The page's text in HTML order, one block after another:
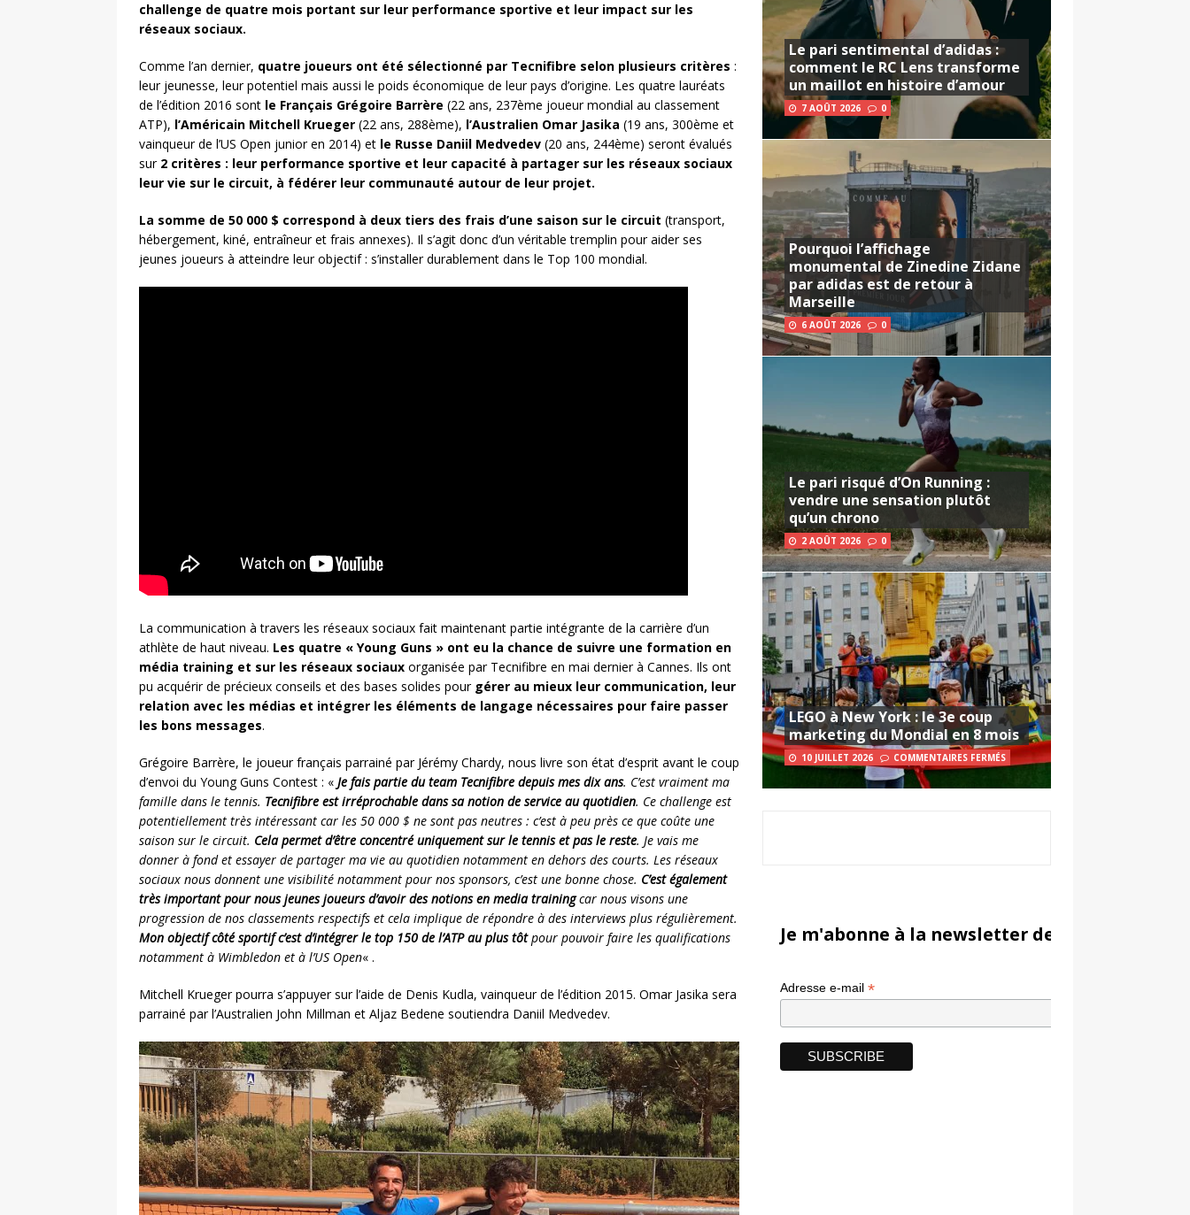
challenge de quatre mois portant sur leur performance sportive et leur impact sur les
réseaux sociaux.
Comme l’an dernier, quatre joueurs ont été sélectionné par Tecnifibre selon plusieurs critères :
leur jeunesse, leur potentiel mais aussi le poids économique de leur pays d’origine. Les quatre lauréats
de l’édition 2016 sont le Français Grégoire Barrère (22 ans, 237ème joueur mondial au classement
ATP), l’Américain Mitchell Krueger (22 ans, 288ème), l’Australien Omar Jasika (19 ans, 300ème et
vainqueur de l’US Open junior en 2014) et le Russe Daniil Medvedev (20 ans, 244ème) seront évalués
sur 2 critères : leur performance sportive et leur capacité à partager sur les réseaux sociaux
leur vie sur le circuit, à fédérer leur communauté autour de leur projet.
La somme de 50 000 $ correspond à deux tiers des frais d’une saison sur le circuit (transport,
hébergement, kiné, entraîneur et frais annexes). Il s’agit donc d’un véritable tremplin pour aider ses
jeunes joueurs à atteindre leur objectif : s’installer durablement dans le Top 100 mondial.
La communication à travers les réseaux sociaux fait maintenant partie intégrante de la carrière d’un
athlète de haut niveau. Les quatre « Young Guns » ont eu la chance de suivre une formation en
média training et sur les réseaux sociaux organisée par Tecnifibre en mai dernier à Cannes. Ils ont
pu acquérir de précieux conseils et des bases solides pourgérer au mieux leur communication, leur
relation avec les médias et intégrer les éléments de langage nécessaires pour faire passer
les bons messages.
Grégoire Barrère, le joueur français parrainé par Jérémy Chardy, nous livre son état d’esprit avant le coup
d’envoi du Young Guns Contest : « Je fais partie du team Tecnifibre depuis mes dix ans. C’est vraiment ma
famille dans le tennis. Tecnifibre est irréprochable dans sa notion de service au quotidien. Ce challenge est
potentiellement très intéressant car les 50 000 $ ne sont pas neutres : c’est à peu près ce que coûte une
saison sur le circuit. Cela permet d’être concentré uniquement sur le tennis et pas le reste. Je vais me
donner à fond et essayer de partager ma vie au quotidien notamment en dehors des courts. Les réseaux
sociaux nous donnent une visibilité notamment pour nos sponsors, c’est une bonne chose. C’est également
très important pour nous jeunes joueurs d’avoir des notions en media trainingcar nous visons une
progression de nos classements respectifs et cela implique de répondre à des interviews plus régulièrement.
Mon objectif côté sportif c’est d’intégrer le top 150 de l’ATP au plus tôtpour pouvoir faire les qualifications
notamment à Wimbledon et à l’US Open« .
Mitchell Krueger pourra s’appuyer sur l’aide de Denis Kudla, vainqueur de l’édition 2015. Omar Jasika sera
parrainé par l’Australien John Millman et Aljaz Bedene soutiendra Daniil Medvedev.
Le pari sentimental d’adidas :
comment le RC Lens transforme
un maillot en histoire d’amour
7 AOÛT 2026 0
Pourquoi l’affichage
monumental de Zinedine Zidane
par adidas est de retour à
Marseille
6 AOÛT 2026 0
Le pari risqué d’On Running :
vendre une sensation plutôt
qu’un chrono
2 AOÛT 2026 0
LEGO à New York : le 3e coup
marketing du Mondial en 8 mois
10 JUILLET 2026 COMMENTAIRES FERMÉS
Je m'abonne à la newsletter de
Adresse e-mail *